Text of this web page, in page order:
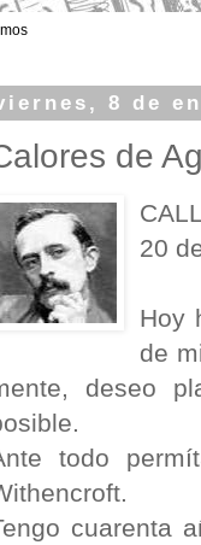
8 de
de
20
Hoy
de
deseo
todo
cuarenta